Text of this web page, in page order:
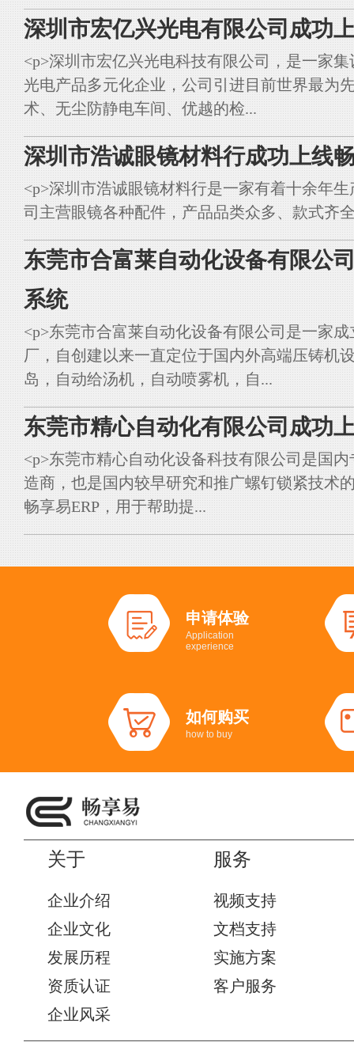
深圳市宏亿兴光电有限公司成功
<p>深圳市宏亿兴光电科技有限公司，是一家
光电产品多元化企业，公司引进目前世界最为
术、无尘防静电车间、优越的检...
深圳市浩诚眼镜材料行成功上线
<p>深圳市浩诚眼镜材料行是一家有着十余年
司主营眼镜各种配件，产品品类众多、款式齐
东莞市合富莱自动化设备有限公
系统
<p>东莞市合富莱自动化设备有限公司是一家
厂，自创建以来一直定位于国内外高端压铸机
岛，自动给汤机，自动喷雾机，自...
东莞市精心自动化有限公司成功
<p>东莞市精心自动化设备科技有限公司是国
造商，也是国内较早研究和推广螺钉锁紧技术
畅享易ERP，用于帮助提...
申请体验
Application
experience
如何购买
how to buy
关于
企业介绍
企业文化
发展历程
资质认证
企业风采
服务
视频支持
文档支持
实施方案
客户服务